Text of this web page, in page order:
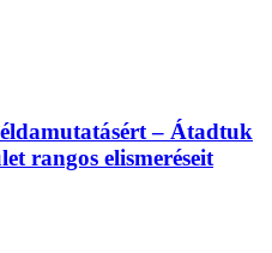
– Átadtuk
rangos elismeréseit